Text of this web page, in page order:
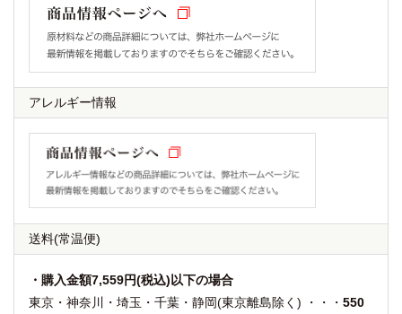
アレルギー情報
送料(常温便)
・購入金額7,559円(税込)以下の場合
東京・神奈川・埼玉・千葉・静岡(東京離島除く) ・・・ 550